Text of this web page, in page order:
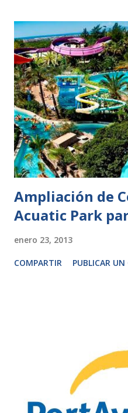
Ampliación de
Acuatic Park
enero 23, 2013
COMPARTIR PUBLICAR